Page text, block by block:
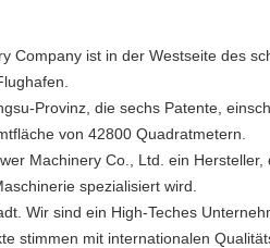
Company ist in der Westseite des
Provinz, die sechs Patente,
von 42800 Quadratmetern.
Machinery Co., Ltd. ein
spezialisiert wird.
Wir sind ein High-Teches
stimmen mit internationalen